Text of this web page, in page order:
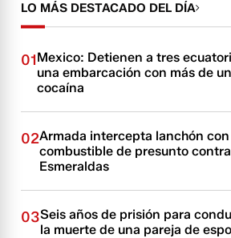
LO MÁS DESTACADO DEL DÍA
01Mexico: Detienen a tres
una embarcación con más de
cocaína
02Armada intercepta lanchón
combustible de presunto
Esmeraldas
03Seis años de prisión para
la muerte de una pareja de